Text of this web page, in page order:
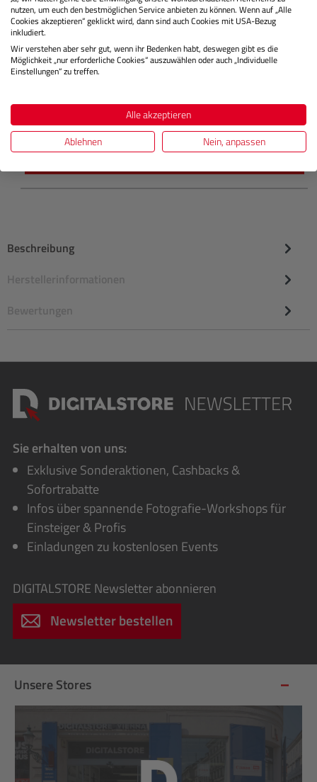
PGI-72PBK (fotoschwarz)
Lagernd
Preis € 16,99
Beschreibung
Herstellerinformationen
Bewertungen
Sie erhalten von uns:
Exklusive Sonderaktionen, Cashbacks &
Sofortrabatte
Infos über spannende Fotografie-Workshops für
Einsteiger & Profis
Einladungen zu kostenlosen Events
DIGITALSTORE Newsletter abonnieren
Newsletter bestellen
Unsere Stores
nutzen, um euch den bestmöglichen Service anbieten zu können. Wenn auf „Alle
Cookies akzeptieren“ geklickt wird, dann sind auch Cookies mit USA-Bezug
inkludiert.
Wir verstehen aber sehr gut, wenn ihr Bedenken habt, deswegen gibt es die
Möglichkeit „nur erforderliche Cookies“ auszuwählen oder auch „Individuelle
Einstellungen“ zu treffen.
Alle akzeptieren
Ablehnen
Nein, anpassen